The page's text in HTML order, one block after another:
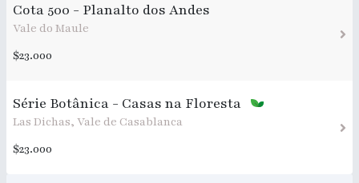
Cota 500 - Planalto dos Andes
Vale do Maule
$23.000
Série Botânica - Casas na Floresta
Las Dichas, Vale de Casablanca
$23.000